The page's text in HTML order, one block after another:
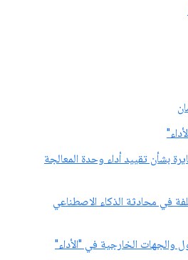
بشأن تقييد أداء وحدة المعالجة
في محادثة الذكاء الاصطناعي
والجهات الخارجية في "الأداء"